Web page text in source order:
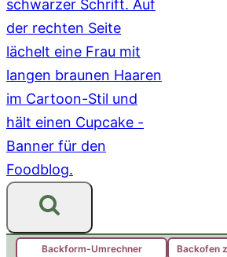
Backform-Umrechner Backofen